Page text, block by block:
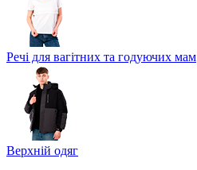
Речі для вагітних та годуючих мам
Верхній одяг